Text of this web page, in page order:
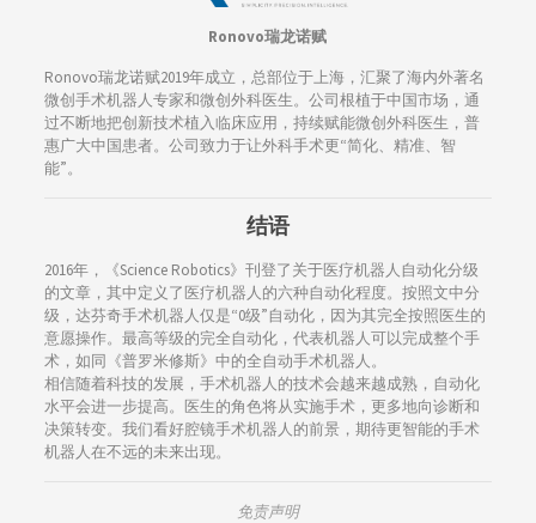
Ronovo瑞龙诺赋
Ronovo瑞龙诺赋2019年成立，总部位于上海，汇聚了海内外著名
微创手术机器人专家和微创外科医生。公司根植于中国市场，通
过不断地把创新技术植入临床应用，持续赋能微创外科医生，普
惠广大中国患者。公司致力于让外科手术更“简化、精准、智
能”。
结语
2016年，《Science Robotics》刊登了关于医疗机器人自动化分级
的文章，其中定义了医疗机器人的六种自动化程度。按照文中分
级，达芬奇手术机器人仅是“0级”自动化，因为其完全按照医生的
意愿操作。最高等级的完全自动化，代表机器人可以完成整个手
术，如同《普罗米修斯》中的全自动手术机器人。
相信随着科技的发展，手术机器人的技术会越来越成熟，自动化
水平会进一步提高。医生的角色将从实施手术，更多地向诊断和
决策转变。我们看好腔镜手术机器人的前景，期待更智能的手术
机器人在不远的未来出现。
免责声明